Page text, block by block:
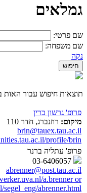
גמלאים
שם פרטי:
שם משפחה:
נקה
תוצאות חיפוש עבור האות
פרופ' גרשון ברין
מיקום: רוזנברג, חדר 110
brin@tauex.tau.ac.il
profile/brin
פרופ' עתליה ברנר
abrenner@post.tau.ac.il
a.brenner or
segel_eng/abrenner.html